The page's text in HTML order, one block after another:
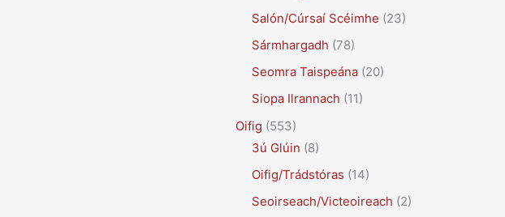
Salón/Cúrsaí Scéimhe (23)
Sármhargadh (78)
Seomra Taispeána (20)
Siopa Ilrannach (11)
Oifig (553)
3ú Glúin (8)
Oifig/Trádstóras (14)
Seoirseach/Victeoireach (2)